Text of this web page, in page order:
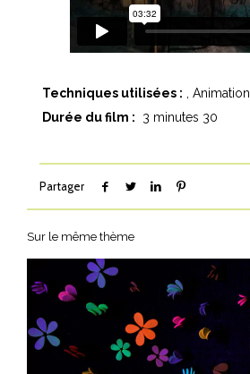
Techniques utilisées : Animation
Durée du film : 3 minutes 30
Partager
Sur le même thème